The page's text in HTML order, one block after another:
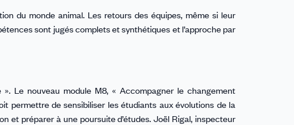
du monde animal. Les retours des équipes, même si leur
sont jugés complets et synthétiques et l’approche par
Le nouveau module M8, « Accompagner le changement
permettre de sensibiliser les étudiants aux évolutions de la
et préparer à une poursuite d’études. Joël Rigal, inspecteur